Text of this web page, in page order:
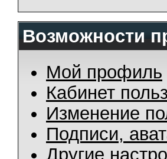
Возможности
Мой профиль
Кабинет
Изменение
Подписи,
Другие